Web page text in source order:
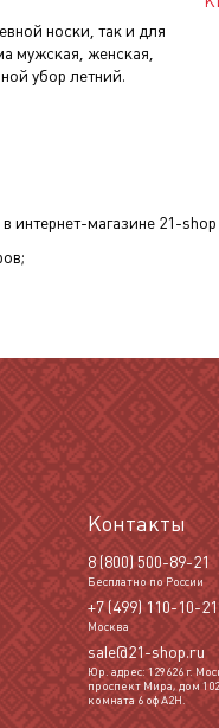
носки, так и для
мужская, женская,
убор летний.
интернет-магазине 21-
Контакты
8 (800) 500-89-21
Бесплатно по России
+7 (499) 110-10-21
Москва
sale@21-shop.ru
Юр. адрес: 129626 г.
проспект Мира, дом
комната 6 оф А2Н.